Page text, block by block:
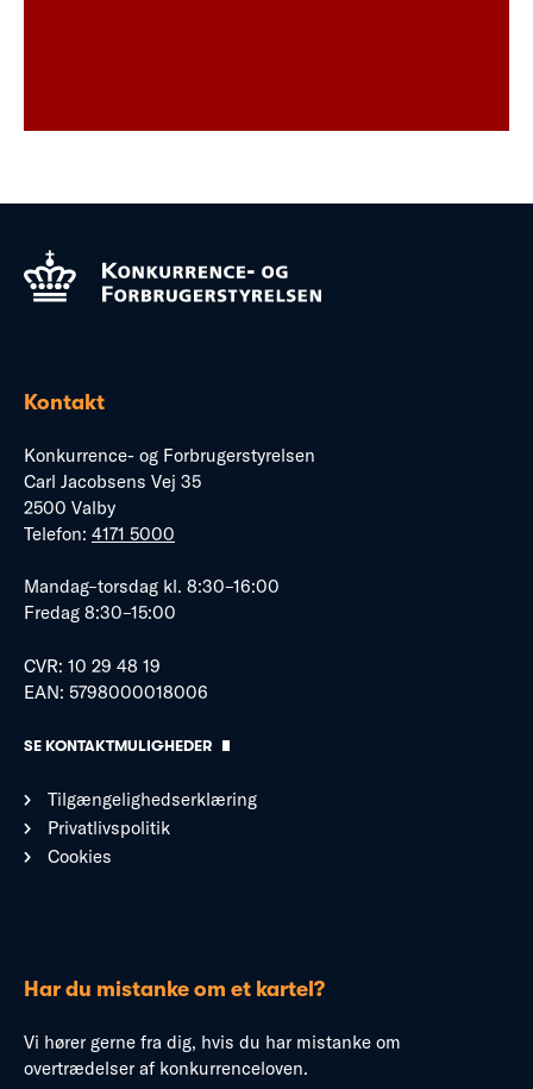
Kontakt
Konkurrence- og Forbrugerstyrelsen
Carl Jacobsens Vej 35
2500 Valby
Telefon: 4171 5000
Mandag–torsdag kl. 8:30–16:00
Fredag 8:30–15:00
CVR: 10 29 48 19
EAN: 5798000018006
SE KONTAKTMULIGHEDER
Tilgængelighedserklæring
Privatlivspolitik
Cookies
Har du mistanke om et kartel?
Vi hører gerne fra dig, hvis du har mistanke om
overtrædelser af konkurrenceloven.